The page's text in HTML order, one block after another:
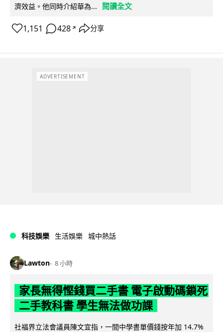
濟效益。他同時介紹華為...
閱讀全文
1,151 428 ↗ 分享
ADVERTISEMENT
科技娛樂 生活娛樂 城中熱話
Lawton 8 小時
家長無得慳錢買二手書 電子啟動碼鎖死
二手教科書 學生無法做功課
社福界立法會議員陳文宜指，一間中學書單價錢按年加 14.7%